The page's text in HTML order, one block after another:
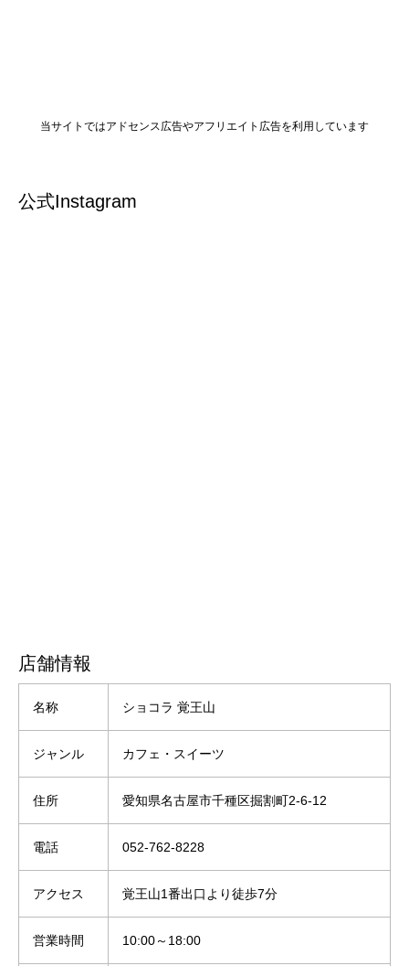
当サイトではアドセンス広告やアフリエイト広告を利用しています
公式Instagram
店舗情報
名称 ショコラ 覚王山
ジャンル カフェ・スイーツ
住所 愛知県名古屋市千種区掘割町2-6-12
電話 052-762-8228
アクセス 覚王山1番出口より徒歩7分
営業時間 10:00～18:00